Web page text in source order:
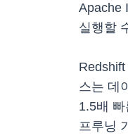
Apache
실행할
스는 데
1.5배
프루닝